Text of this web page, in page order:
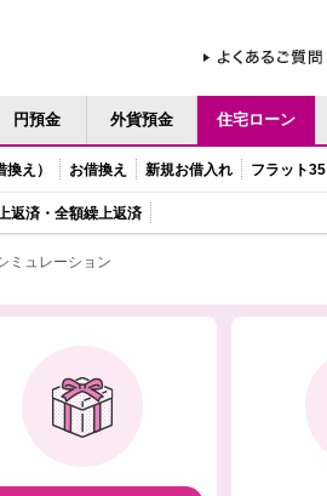
円預金 外貨預金 住宅ローン
え） お借換え 新規お借入れ フラット35
返済・全額繰上返済
ミュレーション